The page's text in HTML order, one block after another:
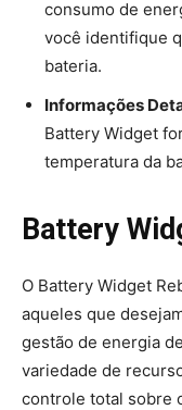
consumo de
você identifique
bateria.
Informações
Battery Widget
temperatura da
Battery
O Battery Widget
aqueles que
gestão de energia
variedade de
controle total sobre